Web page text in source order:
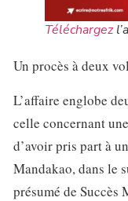
Téléchargez
Un procès à deux
L’affaire englobe
celle concernant
d’avoir pris part à
Mandakao, dans le
présumé de Succès